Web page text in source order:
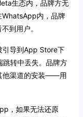
生态内，品牌方无
内，品牌
到用户。
引导到App Store下
转中丢失。品牌方
他渠道的安装——用
，如果无法还原